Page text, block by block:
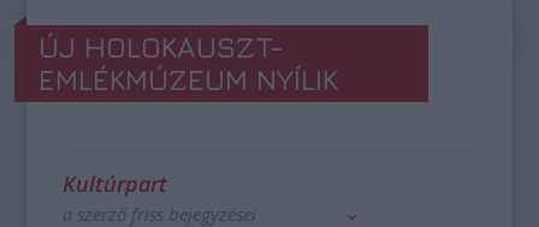
ÚJ HOLOKAUSZT-
EMLÉKMÚZEUM NYÍLIK
Kultúrpart
a szerző friss bejegyzései